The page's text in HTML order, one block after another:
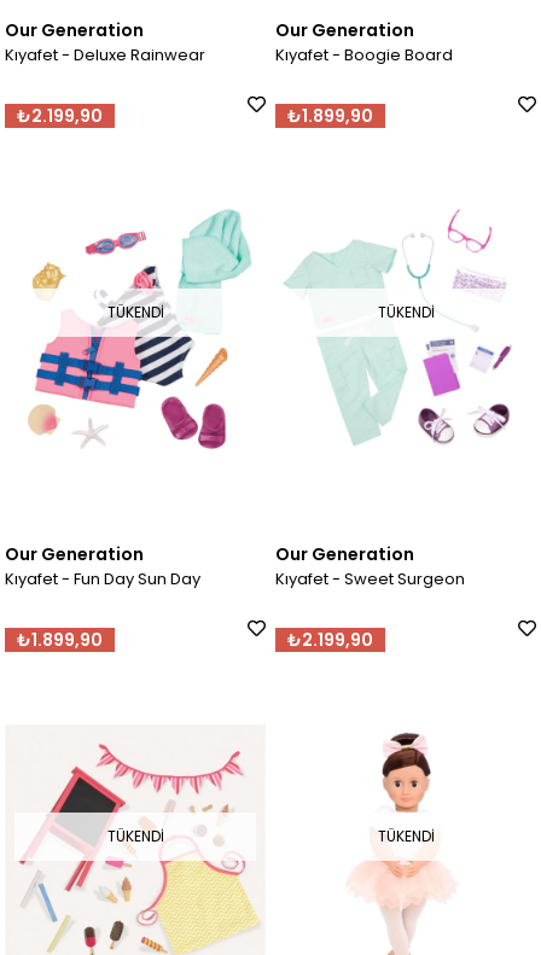
Our Generation
Kıyafet - Deluxe Rainwear
₺2.199,90
Our Generation
Kıyafet - Boogie Board
₺1.899,90
TÜKENDI
Our Generation
Kıyafet - Fun Day Sun Day
₺1.899,90
TÜKENDI
Our Generation
Kıyafet - Sweet Surgeon
₺2.199,90
TÜKENDI TÜKENDI